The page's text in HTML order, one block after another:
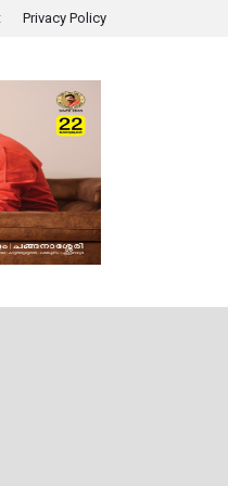
Privacy Policy